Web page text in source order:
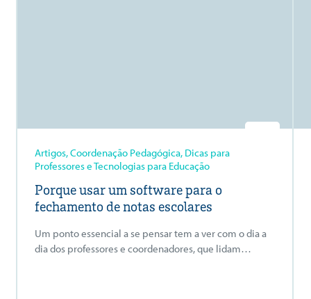
Artigos, Coordenação Pedagógica, Dicas para
Professores e Tecnologias para Educação
Porque usar um software para o
fechamento de notas escolares
Um ponto essencial a se pensar tem a ver com o dia a
dia dos professores e coordenadores, que lidam…